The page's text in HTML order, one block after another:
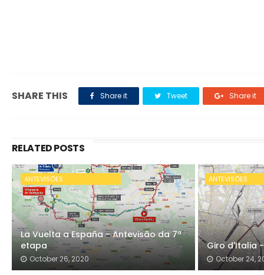
SHARE THIS Share it Tweet Share it
RELATED POSTS
ANTEVISÕES
La Vuelta a España - Antevisão da 7ª
etapa
October 26, 2020
ANTEVISÕES
Giro d'Italia
October 24,